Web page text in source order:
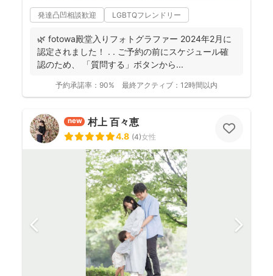
発達凸凹相談歓迎 LGBTQフレンドリー
🌿 fotowa殿堂入りフォトグラファー 2024年2月に
認定されました！ . . ご予約の前にスケジュール確
認のため、 「質問する」ボタンから...
予約承諾率： 90% 最終アクティブ： 12時間以内
new 村上 百々恵
4.8 (4)女性